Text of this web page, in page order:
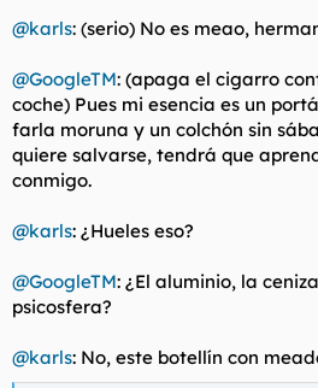
@karls: (serio) No es meao,
@GoogleTM: (apaga el cigarro
coche) Pues mi esencia es un
farla moruna y un colchón sin
quiere salvarse, tendrá que
conmigo.
@karls: ¿Hueles eso?
@GoogleTM: ¿El aluminio, la
psicosfera?
@karls: No, este botellín con